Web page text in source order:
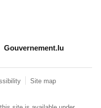
Gouvernement.lu
Site map